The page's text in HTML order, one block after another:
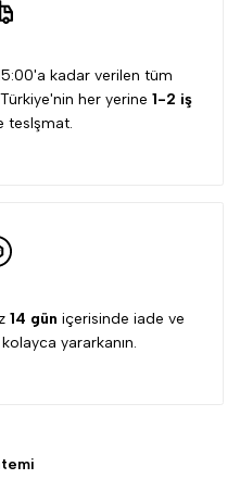
kadar verilen tüm
her yerine 1-2 iş
teslşmat.
14 gün içerisinde iade ve
yararkanın.